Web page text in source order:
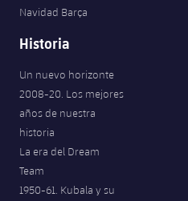
Navidad Barça
Historia
Un nuevo horizonte
2008-20. Los mejores
años de nuestra
historia
La era del Dream
Team
1950-61. Kubala y su